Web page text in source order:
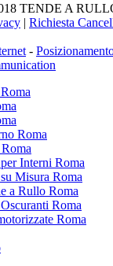
TENDE A
| Richiesta
-
Roma
Interni Roma
Misura Roma
a Rullo Roma
Roma
Roma